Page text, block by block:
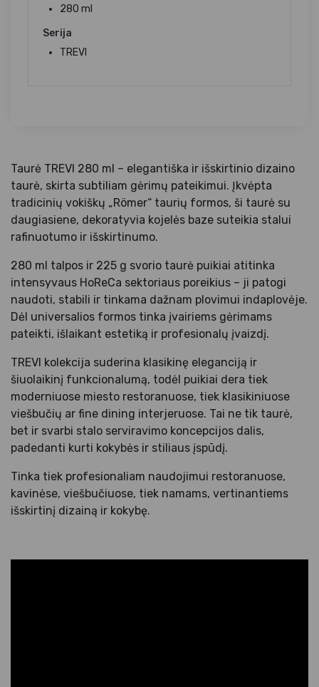
280 ml
Serija
TREVI
Taurė TREVI 280 ml – elegantiška ir išskirtinio dizaino
taurė, skirta subtiliam gėrimų pateikimui. Įkvėpta
tradicinių vokiškų „Römer“ taurių formos, ši taurė su
daugiasiene, dekoratyvia kojelės baze suteikia stalui
rafinuotumo ir išskirtinumo.
280 ml talpos ir 225 g svorio taurė puikiai atitinka
intensyvaus HoReCa sektoriaus poreikius – ji patogi
naudoti, stabili ir tinkama dažnam plovimui indaplovėje.
Dėl universalios formos tinka įvairiems gėrimams
pateikti, išlaikant estetiką ir profesionalų įvaizdį.
TREVI kolekcija suderina klasikinę eleganciją ir
šiuolaikinį funkcionalumą, todėl puikiai dera tiek
moderniuose miesto restoranuose, tiek klasikiniuose
viešbučių ar fine dining interjeruose. Tai ne tik taurė,
bet ir svarbi stalo serviravimo koncepcijos dalis,
padedanti kurti kokybės ir stiliaus įspūdį.
Tinka tiek profesionaliam naudojimui restoranuose,
kavinėse, viešbučiuose, tiek namams, vertinantiems
išskirtinį dizainą ir kokybę.